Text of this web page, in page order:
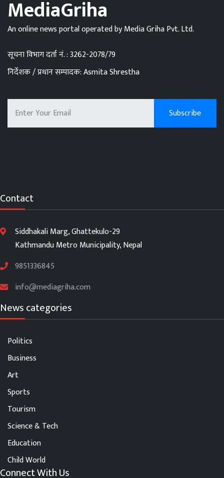
MediaGriha
An online news portal operated by Media Griha Pvt. Ltd.
सूचना विभाग दर्ता नं. : 3262-2078/79
निर्देशक / प्रधान सम्पादक: Asmita Shrestha
Contact
Siddhakali Marg, Ghattekulo-29
Kathmandu Metro Municipality, Nepal
9851336845
info@mediagriha.com
News categories
Politics
Business
Art
Sports
Tourism
Science & Tech
Education
Child World
Connect With Us